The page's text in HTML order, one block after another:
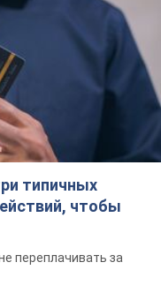
типичных
чтобы
переплачивать за